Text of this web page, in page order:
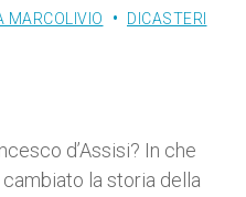
MARCOLIVIO DICASTERI
d’Assisi? In che
cambiato la storia della